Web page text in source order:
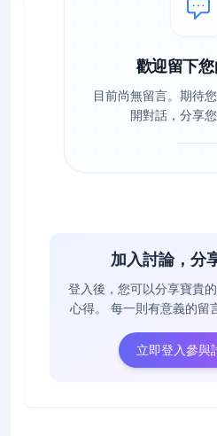
歡迎留下
目前尚無留言。期待
開對話，分享您
加入討論，分
登入後，您可以分享寶貴
心得。
每一則有意義的留
立即登入參與